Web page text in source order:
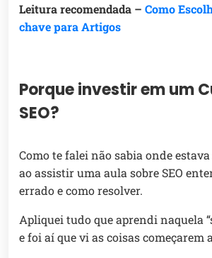
Leitura recomendada – Como
chave para Artigos
Porque investir em um
SEO?
Como te falei não sabia onde
ao assistir uma aula sobre SEO
errado e como resolver.
Apliquei tudo que aprendi naquela
e foi aí que vi as coisas começarem